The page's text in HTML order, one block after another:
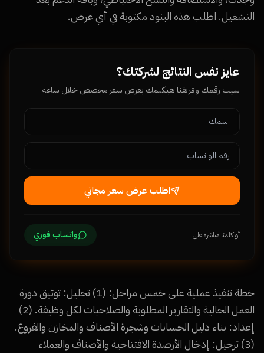
التشغيل. اطلب هذه البنود مكتوبة في أي عرض.
عايز نفس النتائج لشركتك؟
سيب رقمك وفريقنا هيكلمك بعرض سعر مخصص خلال ساعة
اطلب عرض سعر مجاني
أو كلمنا مباشرة على واتساب فوري
خطة تنفيذ عملية على خمس مراحل: (1) تحليل: توثيق دورة
العمل الحالية والتقارير المطلوبة والصلاحيات لكل وظيفة. (2)
إعداد: بناء دليل الحسابات وشجرة الأصناف والمخازن والفروع.
(3) ترحيل: إدخال الأرصدة الافتتاحية والأصناف والعملاء